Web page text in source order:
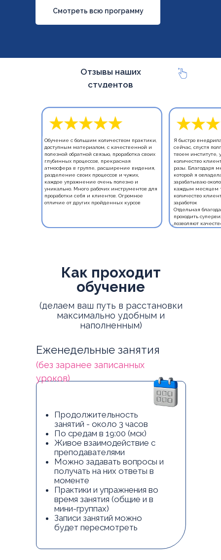
Смотреть всю программу
Отзывы наших
студентов
Обучение с большим количеством практики,
доступным материалом, с качественной и
полезной обратной связью, проработка своих
глубинных процессов, прекрасная
атмосфера в группе, расширение видения,
разделение своих процессов и чужих,
каждое упражнение очень полезно и
уникально. Много рабочих инструментов для
проработки себя и клиентов. Огромное
отличие от других пройденных курсов
Я быстро
сейчас, спустя
твоем институте,
количество
разы. Благодаря
которой я
зарабатываю
каждым месяцем
количество
заработок
Отдельная
проходить
позволяют
Как проходит
обучение
(делаем ваш путь в расстановки
максимально удобным и
наполненным)
Еженедельные занятия
(без заранее записанных
уроков)
Продолжительность
занятий - около 3 часов
По средам в 19:00 (мск)
Живое взаимодействие с
преподавателями
Можно задавать вопросы и
получать на них ответы в
моменте
Практики и упражнения во
время занятия (общие и в
мини-группах)
Записи занятий можно
будет пересмотреть